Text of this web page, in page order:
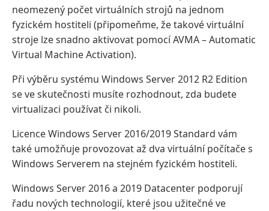
neomezený počet virtuálních strojů na jednom
fyzickém hostiteli (připomeňme, že takové virtuální
stroje lze snadno aktivovat pomocí AVMA – Automatic
Virtual Machine Activation).
Při výběru systému Windows Server 2012 R2 Edition
se ve skutečnosti musíte rozhodnout, zda budete
virtualizaci používat či nikoli.
Licence Windows Server 2016/2019 Standard vám
také umožňuje provozovat až dva virtuální počítače s
Windows Serverem na stejném fyzickém hostiteli.
Windows Server 2016 a 2019 Datacenter podporují
řadu nových technologií, které jsou užitečné ve